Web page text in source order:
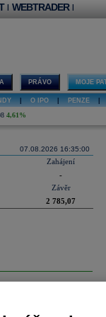
| WEBTRADER |
PRÁVO MOJE
O IPO PENZE
4,61%
07.08.2026 16:35:00
Zahájení
-
Závěr
2 785,07